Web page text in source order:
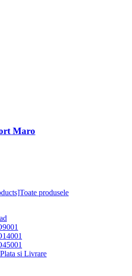
Maro
Toate produsele
Plata si Livrare